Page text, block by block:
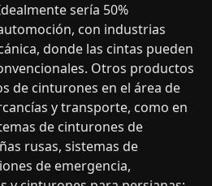
sería 50%
con industrias
donde las cintas pueden
Otros productos
de cinturones en el área de
y transporte, como en
de cinturones de
rusas, sistemas de
de emergencia,